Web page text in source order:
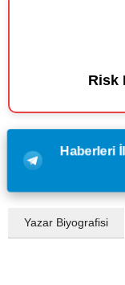
Risk
Haberleri
Yazar Biyografisi